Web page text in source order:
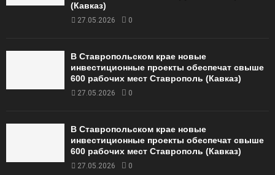
(Кавказ)
27.05.2026 0
В Ставропольском крае новые
инвестиционные проекты обеспечат свыше
600 рабочих мест Ставрополь (Кавказ)
27.05.2026 0
В Ставропольском крае новые
инвестиционные проекты обеспечат свыше
600 рабочих мест Ставрополь (Кавказ)
27.05.2026 0